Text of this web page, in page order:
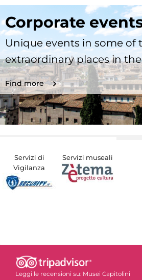
Corporate
Unique events in some of
extraordinary places in
Find more
Servizi di
Vigilanza
Servizi museali
Leggi le recensioni su: Musei Capitolini